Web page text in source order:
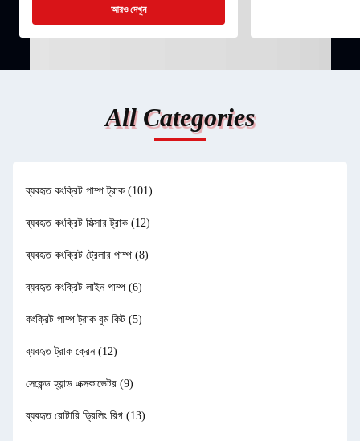
আরও দেখুন
All Categories
ব্যবহৃত কংক্রিট পাম্প ট্রাক (101)
ব্যবহৃত কংক্রিট মিক্সার ট্রাক (12)
ব্যবহৃত কংক্রিট ট্রেলার পাম্প (8)
ব্যবহৃত কংক্রিট লাইন পাম্প (6)
কংক্রিট পাম্প ট্রাক বুম কিট (5)
ব্যবহৃত ট্রাক ক্রেন (12)
সেকেন্ড হ্যান্ড এক্সকাভেটর (9)
ব্যবহৃত রোটারি ড্রিলিং রিগ (13)